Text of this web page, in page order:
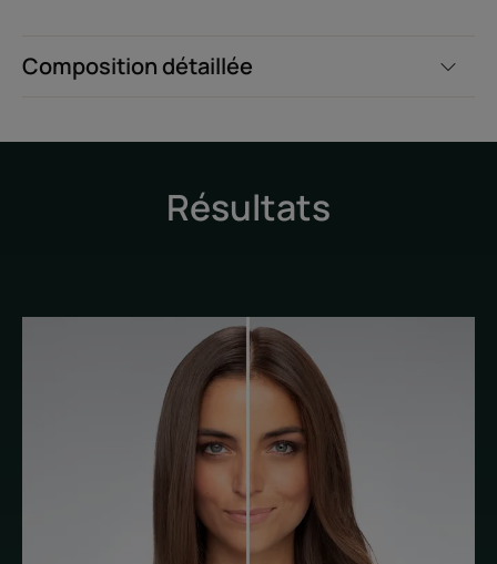
Composition détaillée
Résultats